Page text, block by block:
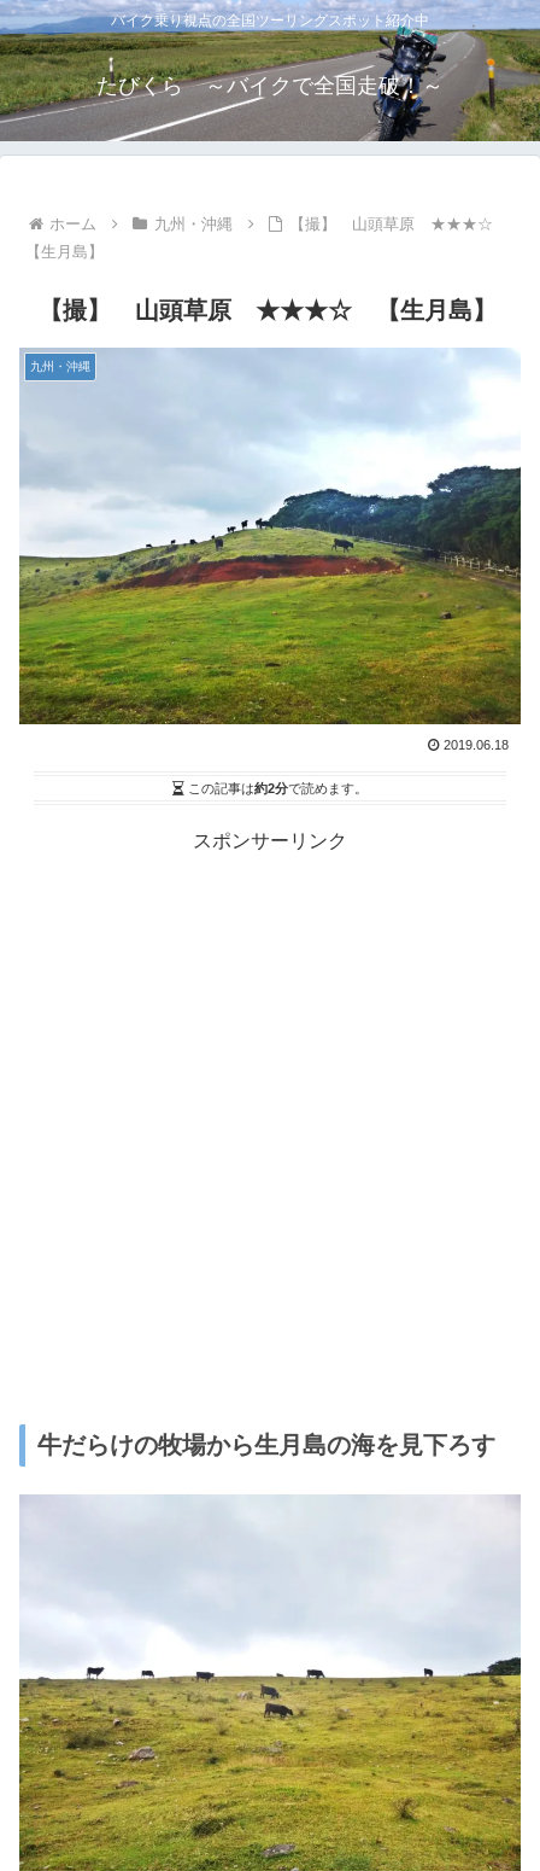
バイク乗り視点の全国ツーリングスポット紹介中
たびくら ～バイクで全国走破！～
ホーム 九州・沖縄
【撮】 山頭草原 ★★★☆
【生月島】
【撮】 山頭草原 ★★★☆ 【生月島】
九州・沖縄
2019.06.18
この記事は約2分で読めます。
スポンサーリンク
牛だらけの牧場から生月島の海を見下ろす